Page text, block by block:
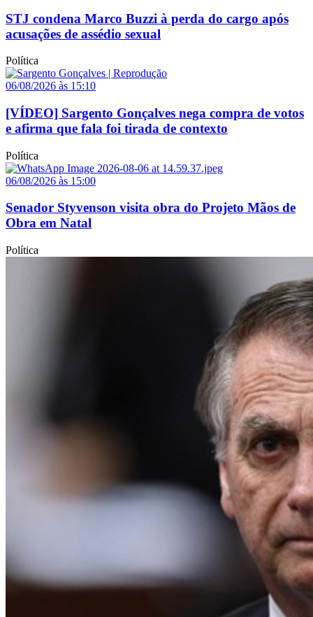
STJ condena Marco Buzzi à perda do cargo após
acusações de assédio sexual
Política
06/08/2026 às 15:10
[VÍDEO] Sargento Gonçalves nega compra de votos
e afirma que fala foi tirada de contexto
Política
06/08/2026 às 15:00
Senador Styvenson visita obra do Projeto Mãos de
Obra em Natal
Política